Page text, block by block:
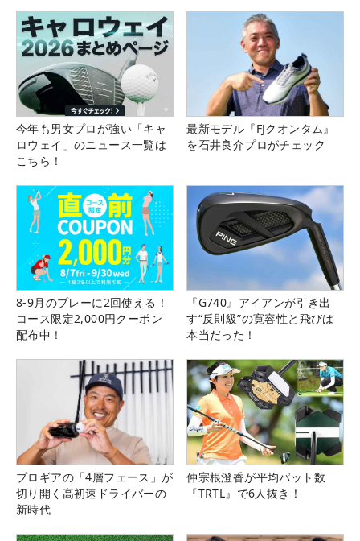
今年も男女プロが強い「キャ
ロウェイ」のニュース一覧は
こちら！
最新モデル『FJクオンタム』
を石井良介プロがチェック
8-9月のプレーに2回使える！
コース限定2,000円クーポン
配布中！
『G740』アイアンが引き出
す“反則級”の寛容性と飛びは
本当だった！
プロギアの「4層フェース」が
切り開く高初速ドライバーの
新時代
仲宗根澄香が平均パット数
『TRTL』で6人抜き！